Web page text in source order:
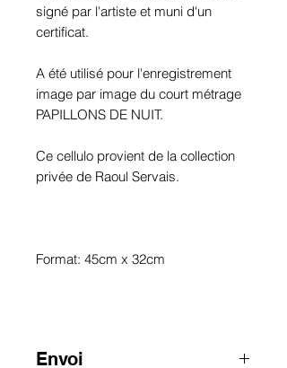
signé par l'artiste et muni d'un
certificat.
A été utilisé pour l'enregistrement
image par image du court métrage
PAPILLONS DE NUIT.
Ce cellulo provient de la collection
privée de Raoul Servais.
Format: 45cm x 32cm
Envoi